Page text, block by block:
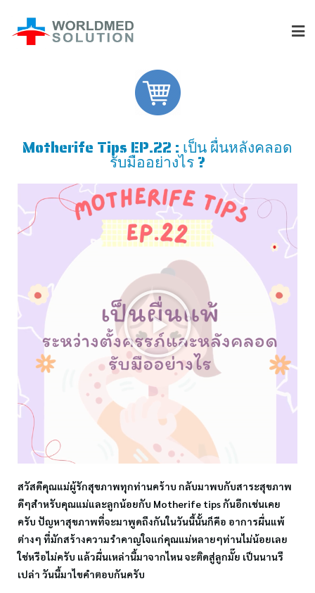
Motherife Tips EP.22 : เป็น ผื่นหลังคลอด
รับมืออย่างไร ?
สวัสดีคุณแม่ผู้รักสุขภาพทุกท่านคร้าบ กลับมาพบกับสาระสุขภาพ
ดีๆสำหรับคุณแม่และลูกน้อยกับ Motherife tips กันอีกเช่นเคย
ครับ ปัญหาสุขภาพที่จะมาพูดถึงกันในวันนี้นั้นก็คือ อาการผื่นแพ้
ต่างๆ ที่มักสร้างความรำคาญใจแก่คุณแม่หลายๆท่านไม่น้อยเลย
ใช่หรือไม่ครับ แล้วผื่นเหล่านี้มาจากไหน จะติดสู่ลูกมั๊ย เป็นนานรึ
เปล่า วันนี้มาไขคำตอบกันครับ